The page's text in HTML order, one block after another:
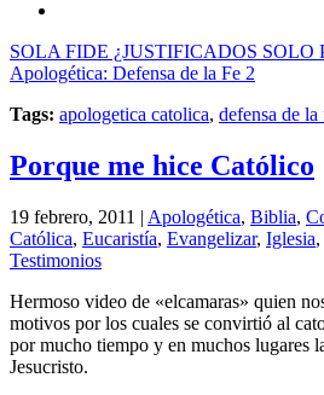
SOLA FIDE ¿JUSTIFICADOS SOLO
Apologética: Defensa de la Fe 2
Tags: apologetica catolica, defensa de la
Porque me hice Católico
19 febrero, 2011 | Apologética, Biblia,
Católica, Eucaristía, Evangelizar, Iglesia,
Testimonios
Hermoso video de «elcamaras» quien
motivos por los cuales se convirtió al
por mucho tiempo y en muchos lugares
Jesucristo.